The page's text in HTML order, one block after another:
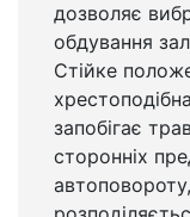
дозволяє
обдування
Стійке
запобігає
сторонніх